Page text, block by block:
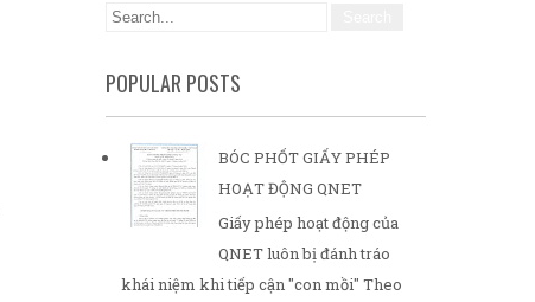
POPULAR POSTS
BÓC PHỐT GIẤY PHÉP
HOẠT ĐỘNG QNET
Giấy phép hoạt động của
QNET luôn bị đánh tráo
khái niệm khi tiếp cận "con mồi" Theo